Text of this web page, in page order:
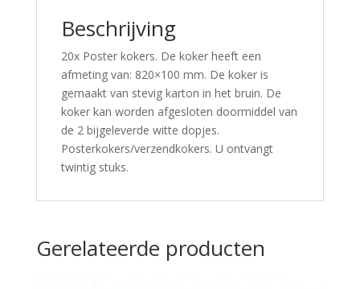
Beschrijving
20x Poster kokers. De koker heeft een
afmeting van: 820×100 mm. De koker is
gemaakt van stevig karton in het bruin. De
koker kan worden afgesloten doormiddel van
de 2 bijgeleverde witte dopjes.
Posterkokers/verzendkokers. U ontvangt
twintig stuks.
Gerelateerde producten